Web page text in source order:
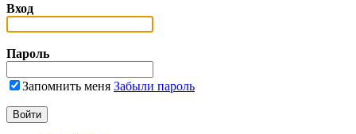
Вход
Пароль
Запомнить меня Забыли пароль